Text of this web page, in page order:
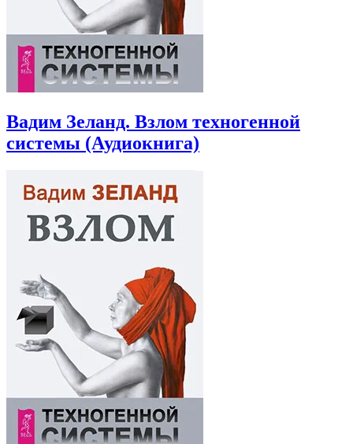
Вадим Зеланд. Взлом техногенной
системы (Аудиокнига)